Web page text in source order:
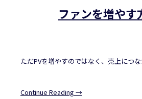
ファンを増やす
ただPVを増やすのではなく、売上につ
Continue Reading →